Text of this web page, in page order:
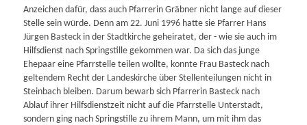
Anzeichen dafür, dass auch Pfarrerin Gräbner nicht lange auf dieser
Stelle sein würde. Denn am 22. Juni 1996 hatte sie Pfarrer Hans
Jürgen Basteck in der Stadtkirche geheiratet, der - wie sie auch im
Hilfsdienst nach Springstille gekommen war. Da sich das junge
Ehepaar eine Pfarrstelle teilen wollte, konnte Frau Basteck nach
geltendem Recht der Landeskirche über Stellenteilungen nicht in
Steinbach bleiben. Darum bewarb sich Pfarrerin Basteck nach
Ablauf ihrer Hilfsdienstzeit nicht auf die Pfarrstelle Unterstadt,
sondern ging nach Springstille zu ihrem Mann, um mit ihm das